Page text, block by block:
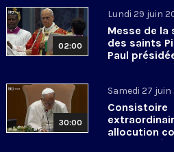
02:00
Lundi 29 juin
Messe de la
des saints
Paul
pape Léon
30:00
Samedi 27 juin
Consistoire
allocution
du pape